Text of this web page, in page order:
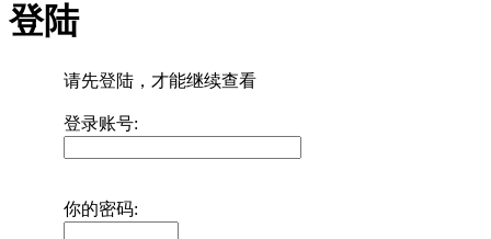
登陆
请先登陆，才能继续查看
登录账号:
你的密码: